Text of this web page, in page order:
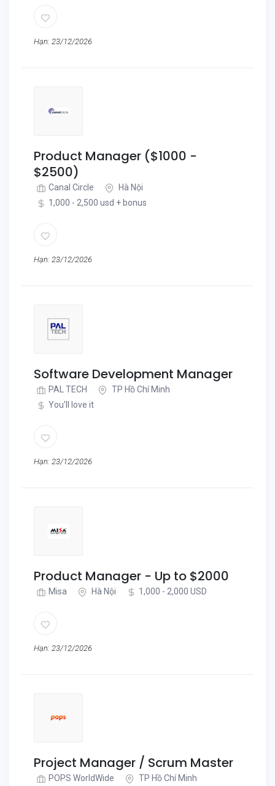
Hạn: 23/12/2026
Product Manager ($1000 -
$2500)
Canal Circle
Hà Nội
1,000 - 2,500 usd + bonus
Hạn: 23/12/2026
Software Development Manager
PAL TECH
TP Hồ Chí Minh
You'll love it
Hạn: 23/12/2026
Product Manager - Up to $2000
Misa Hà Nội 1,000 - 2,000 USD
Hạn: 23/12/2026
Project Manager / Scrum Master
POPS WorldWide
TP Hồ Chí Minh